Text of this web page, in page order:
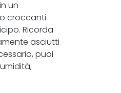
un
croccanti
Ricorda
asciutti
puoi